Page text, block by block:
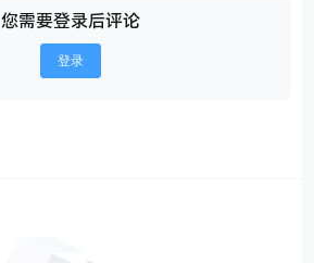
您需要登录后评论
登录